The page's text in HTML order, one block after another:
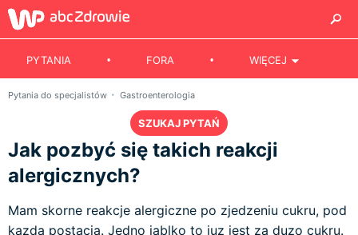
PYTANIA FORA WIĘCEJ
Pytania do specjalistów Gastroenterologia
SZUKAJ PYTAŃ
Jak pozbyć się takich reakcji
alergicznych?
Mam skorne reakcje alergiczne po zjedzeniu cukru, pod
kazda postacia. Jedno jablko to juz jest za duzo cukru.